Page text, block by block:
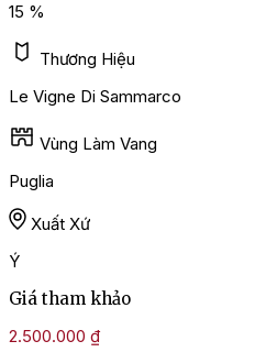
15 %
Thương Hiệu
Le Vigne Di Sammarco
Vùng Làm Vang
Puglia
Xuất Xứ
Ý
Giá tham khảo
2.500.000 ₫